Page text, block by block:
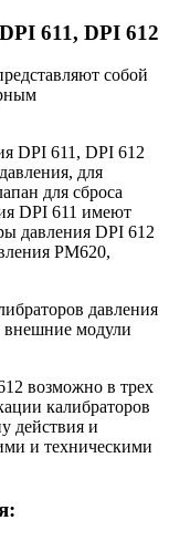
611, DPI 612
собой
DPI 611, DPI 612
для
для сброса
DPI 611 имеют
давления DPI 612
PM620,
давления
внешние модули
возможно в трех
калибраторов
действия и
и техническими